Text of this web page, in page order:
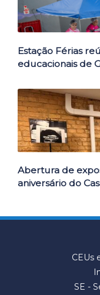
Estação Férias
educacionais de
Abertura de
aniversário do
CEUs
SE -